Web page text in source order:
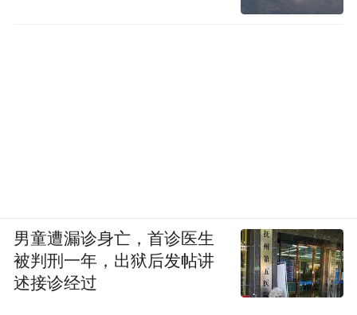
男童遭漏诊身亡，首诊医生
被判刑一年，出狱后发帖讲
述接诊经过